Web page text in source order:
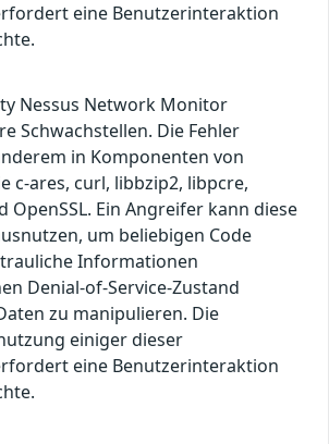
eine Benutzerinteraktion
Nessus Network Monitor
Schwachstellen. Die Fehler
in Komponenten von
c-ares, curl, libbzip2, libpcre,
OpenSSL. Ein Angreifer kann diese
um beliebigen Code
Informationen
Denial-of-Service-Zustand
zu manipulieren. Die
einiger dieser
eine Benutzerinteraktion